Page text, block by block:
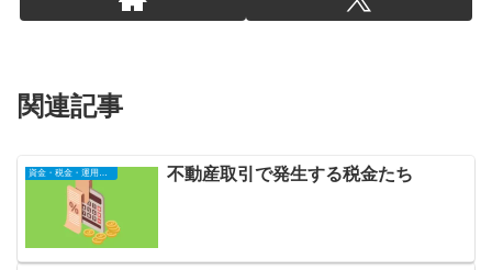
関連記事
不動産取引で発生する税金たち